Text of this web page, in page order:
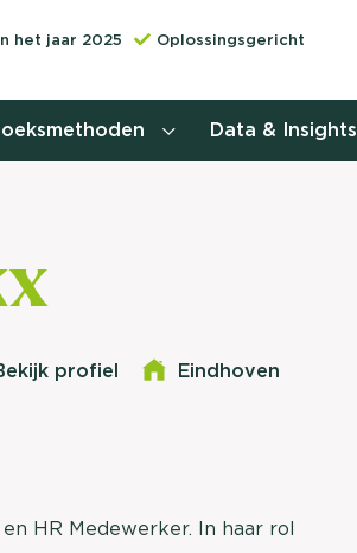
het jaar 2025
Oplossingsgericht
journey onderzoek
(NSKO)
Data & Insights
profiel Eindhoven
HR Medewerker. In haar rol